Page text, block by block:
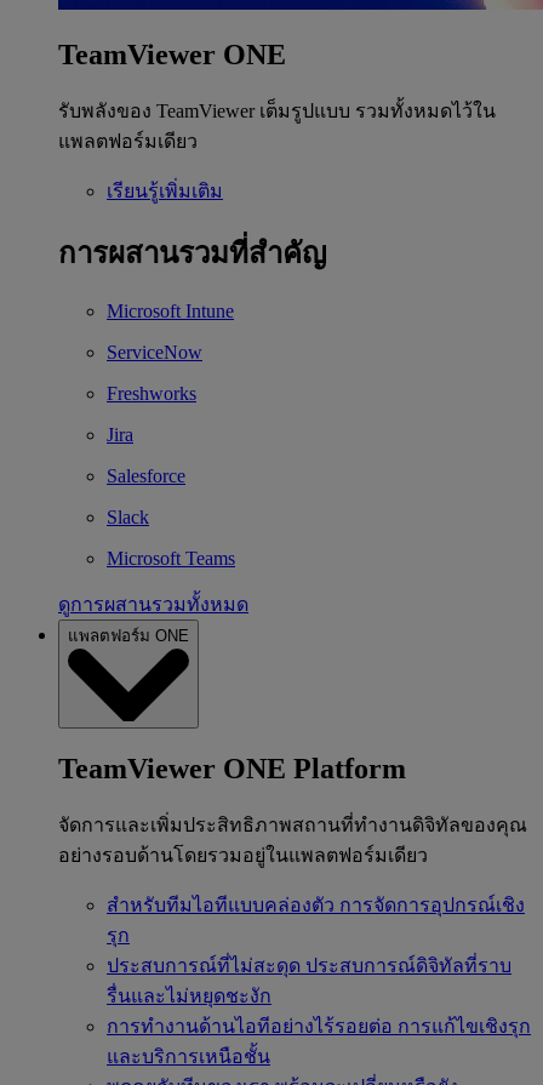
TeamViewer ONE
รับพลังของ TeamViewer เต็มรูปแบบ รวมทั้งหมดไว้ใน
แพลตฟอร์มเดียว
เรียนรู้เพิ่มเติม
การผสานรวมที่สำคัญ
Microsoft Intune
ServiceNow
Freshworks
Jira
Salesforce
Slack
Microsoft Teams
ดูการผสานรวมทั้งหมด
แพลตฟอร์ม ONE
TeamViewer ONE Platform
จัดการและเพิ่มประสิทธิภาพสถานที่ทำงานดิจิทัลของคุณ
อย่างรอบด้านโดยรวมอยู่ในแพลตฟอร์มเดียว
สำหรับทีมไอทีแบบคล่องตัว การจัดการอุปกรณ์เชิง
รุก
ประสบการณ์ที่ไม่สะดุด ประสบการณ์ดิจิทัลที่ราบ
รื่นและไม่หยุดชะงัก
การทำงานด้านไอทีอย่างไร้รอยต่อ การแก้ไขเชิงรุก
และบริการเหนือชั้น